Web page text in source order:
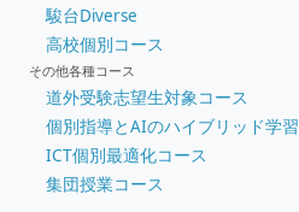
駿台Diverse
高校個別コース
その他各種コース
道外受験志望生対象コース
個別指導とAIのハイブリッド学習
ICT個別最適化コース
集団授業コース